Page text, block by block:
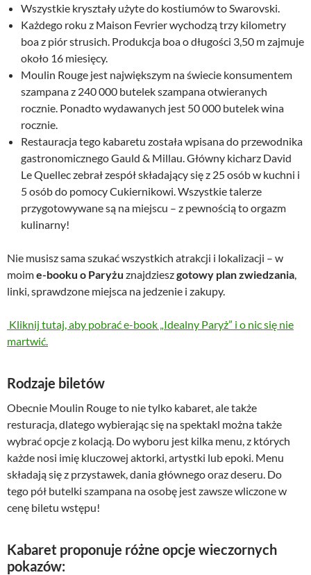
Wszystkie kryształy użyte do kostiumów to Swarovski.
Każdego roku z Maison Fevrier wychodzą trzy kilometry
boa z piór strusich. Produkcja boa o długości 3,50 m zajmuje
około 16 miesięcy.
Moulin Rouge jest największym na świecie konsumentem
szampana z 240 000 butelek szampana otwieranych
rocznie. Ponadto wydawanych jest 50 000 butelek wina
rocznie.
Restauracja tego kabaretu została wpisana do przewodnika
gastronomicznego Gauld & Millau. Główny kicharz David
Le Quellec zebrał zespół składający się z 25 osób w kuchni i
5 osób do pomocy Cukiernikowi. Wszystkie talerze
przygotowywane są na miejscu – z pewnością to orgazm
kulinarny!
Nie musisz sama szukać wszystkich atrakcji i lokalizacji – w
moime-booku o Paryżu znajdzieszgotowy plan zwiedzania
linki, sprawdzone miejsca na jedzenie i zakupy.
Kliknij tutaj, aby pobrać e-book „Idealny Paryż” i o nic się nie
martwić.
Rodzaje biletów
Obecnie Moulin Rouge to nie tylko kabaret, ale także
resturacja, dlatego wybierając się na spektakl można także
wybrać opcje z kolacją. Do wyboru jest kilka menu, z których
każde nosi imię kluczowej aktorki, artystki lub epoki. Menu
składają się z przystawek, dania głównego oraz deseru. Do
tego pół butelki szampana na osobę jest zawsze wliczone w
cenę biletu wstępu!
Kabaret proponuje różne opcje wieczornych
pokazów: